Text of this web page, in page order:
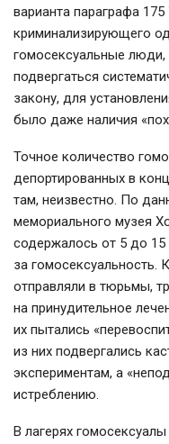
варианта параграфа
криминализирующего
гомосексуальные
подвергаться
закону, для
было даже наличия
Точное количество
депортированных в
там, неизвестно. По
мемориального музея
содержалось от 5 до
за гомосексуальность.
отправляли в тюрьмы,
на принудительное
их пытались
из них подвергались
экспериментам, а
истреблению.
В лагерях